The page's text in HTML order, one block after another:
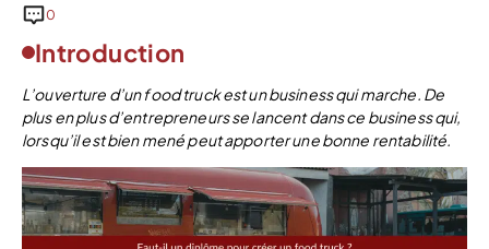
0
Introduction
L’ouverture d’un food truck est un business qui marche. De
plus en plus d’entrepreneurs se lancent dans ce business qui,
lorsqu’il est bien mené peut apporter une bonne rentabilité.